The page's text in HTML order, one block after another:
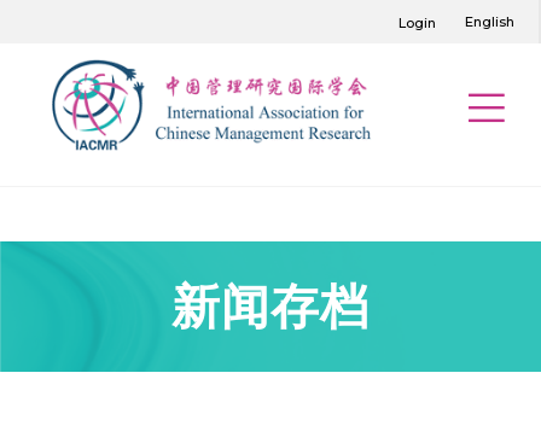
Login English
新闻存档